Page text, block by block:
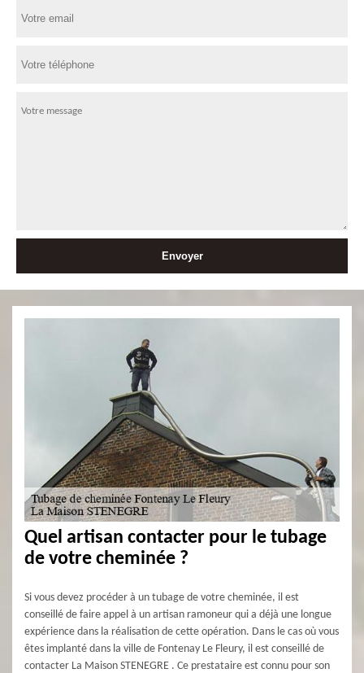
Quel artisan contacter pour le tubage
de votre cheminée ?
Si vous devez procéder à un tubage de votre cheminée, il est
conseillé de faire appel à un artisan ramoneur qui a déjà une longue
expérience dans la réalisation de cette opération. Dans le cas où vous
êtes implanté dans la ville de Fontenay Le Fleury, il est conseillé de
contacter La Maison STENEGRE . Ce prestataire est connu pour son